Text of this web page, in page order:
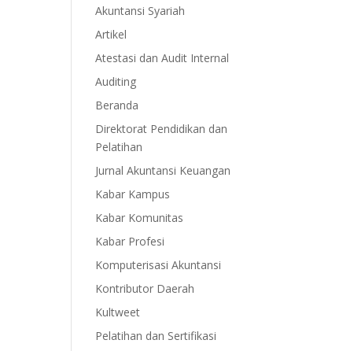
Akuntansi Syariah
Artikel
Atestasi dan Audit Internal
Auditing
Beranda
Direktorat Pendidikan dan
Pelatihan
Jurnal Akuntansi Keuangan
Kabar Kampus
Kabar Komunitas
Kabar Profesi
Komputerisasi Akuntansi
Kontributor Daerah
Kultweet
Pelatihan dan Sertifikasi